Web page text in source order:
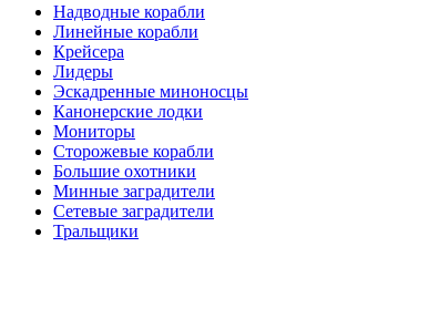
Надводные корабли
Линейные корабли
Крейсера
Лидеры
Эскадренные миноносцы
Канонерские лодки
Мониторы
Сторожевые корабли
Большие охотники
Минные заградители
Сетевые заградители
Тральщики